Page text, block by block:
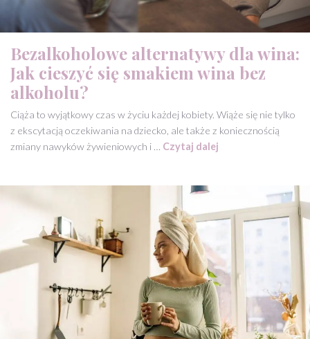
Bezalkoholowe alternatywy dla wina:
Jak cieszyć się smakiem wina bez
alkoholu?
Ciąża to wyjątkowy czas w życiu każdej kobiety. Wiąże się nie tylko
z ekscytacją oczekiwania na dziecko, ale także z koniecznością
zmiany nawyków żywieniowych i … Czytaj dalej